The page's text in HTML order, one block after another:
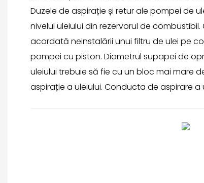
Duzele de aspirație și retur ale pompei de
nivelul uleiului din rezervorul de
acordată neinstalării unui filtru de ulei pe
pompei cu piston. Diametrul supapei de
uleiului trebuie să fie cu un bloc mai mare
aspirație a uleiului. Conducta de aspirare a